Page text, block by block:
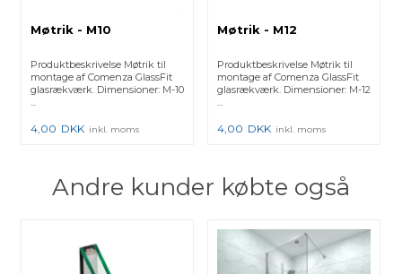
Møtrik - M10
Produktbeskrivelse Møtrik til
montage af Comenza GlassFit
glasrækværk. Dimensioner: M-10
...
4,00 DKK inkl. moms
Møtrik - M12
Produktbeskrivelse Møtrik til
montage af Comenza GlassFit
glasrækværk. Dimensioner: M-12
...
4,00 DKK inkl. moms
Andre kunder købte også